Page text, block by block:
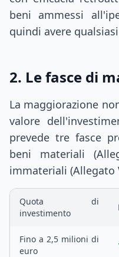
beni ammessi
quindi avere
2. Le fasce di
La maggiorazione
valore
prevede tre fasce
beni materiali
immateriali (Allegato
Quota di
investimento
Fino a 2,5 milioni di
euro